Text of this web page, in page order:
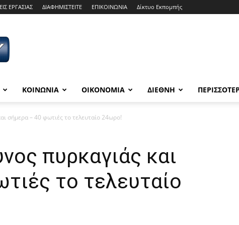
ΕΡΓΑΣΙΑΣ ΔΙΑΦΗΜΙΣΤΕΙΤΕ ΕΠΙΚΟΙΝΩΝΙΑ Δίκτυο Εκπομπής
ΚΟΙΝΩΝΙΑ ΟΙΚΟΝΟΜΙΑ ΔΙΕΘΝΗ
σήμερα – 40 φωτιές το τελευταίο 24ωρο!
πυρκαγιάς και
το τελευταίο